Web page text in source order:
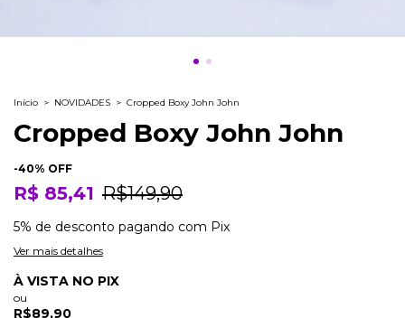
Início > NOVIDADES > Cropped Boxy John John
Cropped Boxy John John
-40% OFF
R$ 85,41 R$149,90
5% de desconto pagando com Pix
Ver mais detalhes
À VISTA NO PIX
ou
R$89,90